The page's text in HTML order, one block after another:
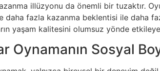
illüzyonu da önemli bir tuzaktır.
daha fazla kazanma beklentisi ile daha
yaşam kalitesini olumsuz yönde
Oynamanın Sosyal